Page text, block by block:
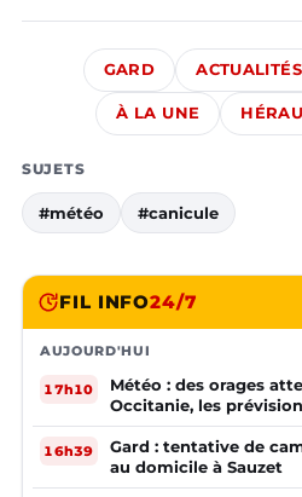
GARD ACTUALITÉS
À LA UNE
SUJETS
#météo #canicule
FIL INFO24/7
AUJOURD'HUI
17h10
Météo : des orages
Occitanie, les
16h39
Gard : tentative de
au domicile à Sauzet